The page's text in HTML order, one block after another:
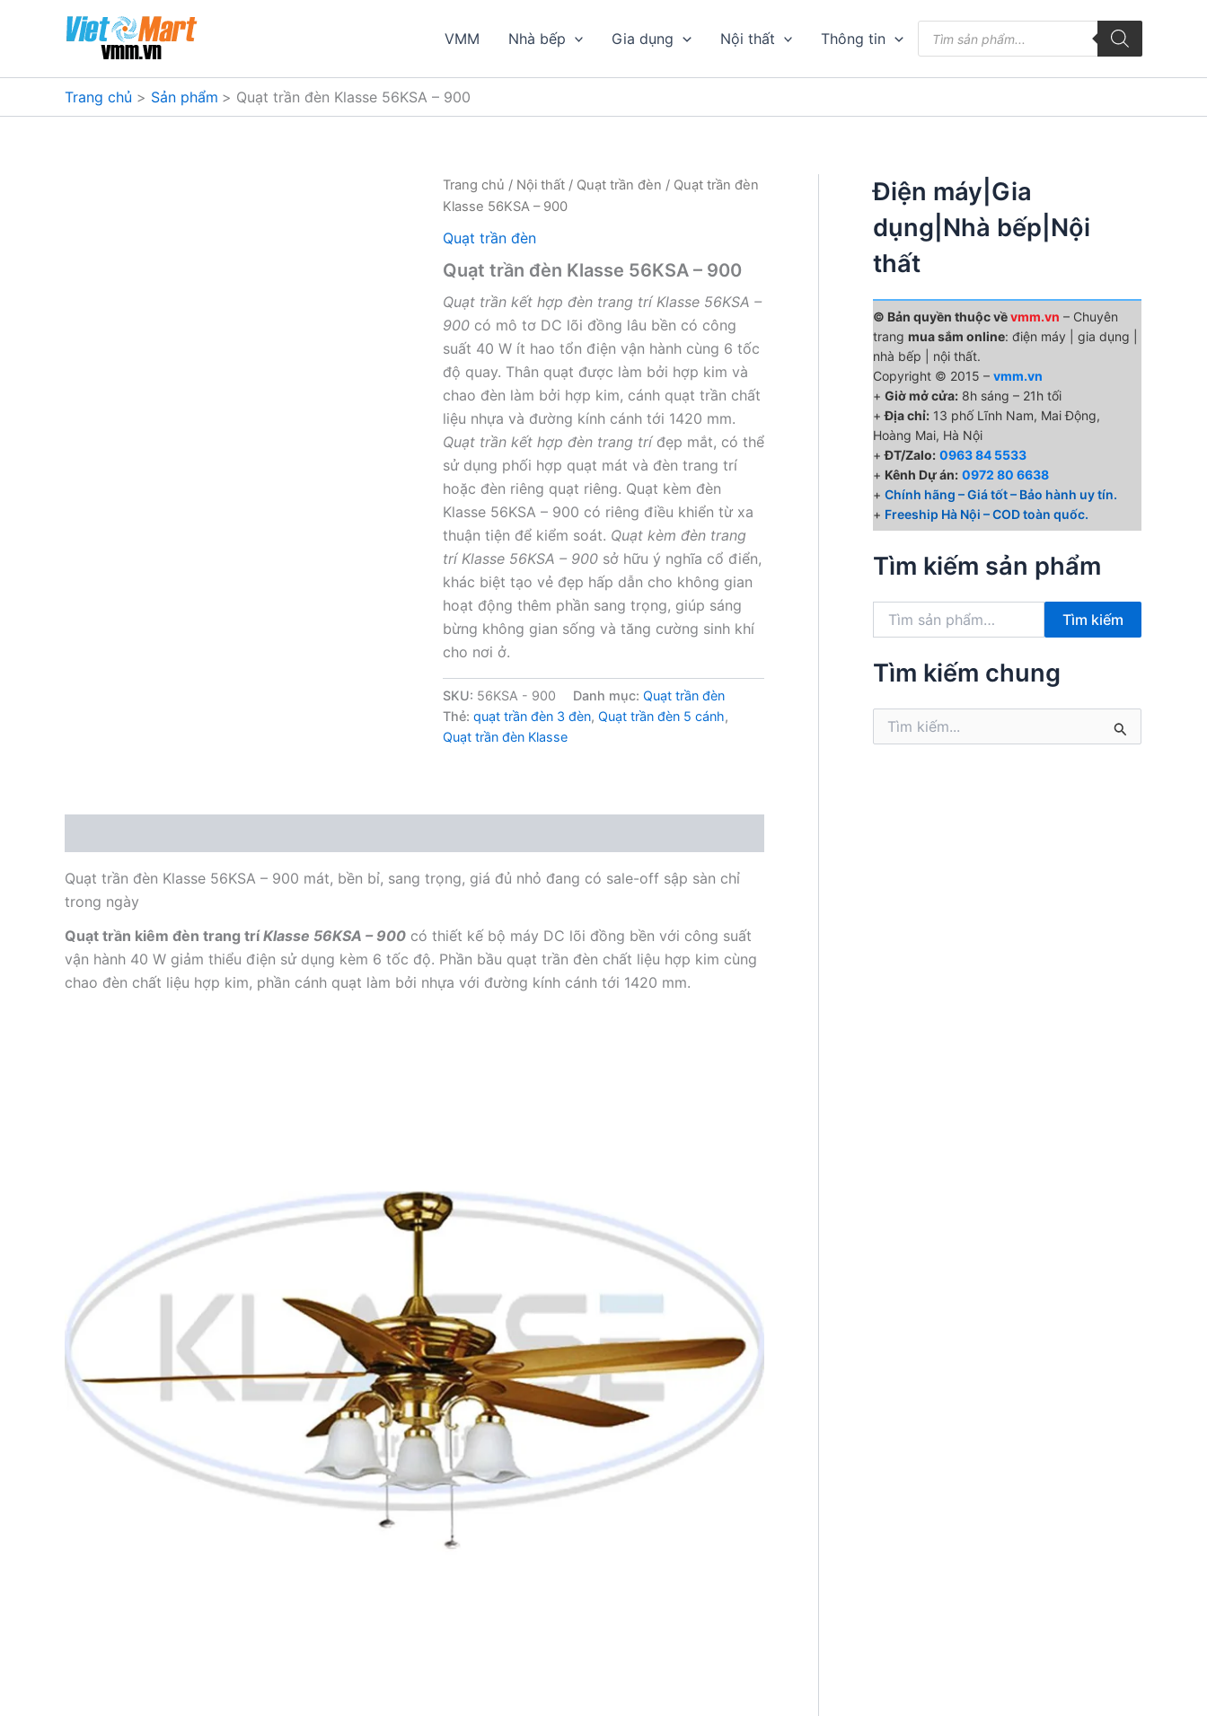
dung
VMM Nhà bếp Gia dụng Nội thất Thông tin
kiếm
phẩm
Trang chủ Sản phẩm Quạt trần đèn Klasse 56KSA – 900
Trang chủ / Nội thất/ Quạt trần đèn / Quạt trần đèn
Klasse 56KSA – 900
Quạt trần đèn
Quạt trần đèn Klasse 56KSA – 900
Quạt trần kết hợp đèn trang trí Klasse 56KSA –
900có mô tơ DC lõi đồng lâu bền có công
suất 40 W ít hao tổn điện vận hành cùng 6 tốc
độ quay. Thân quạt được làm bởi hợp kim và
chao đèn làm bởi hợp kim, cánh quạt trần chất
liệu nhựa và đường kính cánh tới 1420 mm.
Quạt trần kết hợp đèn trang tríđẹp mắt, có thể
sử dụng phối hợp quạt mát và đèn trang trí
hoặc đèn riêng quạt riêng. Quạt kèm đèn
Klasse 56KSA – 900 có riêng điều khiển từ xa
thuận tiện để kiểm soát. Quạt kèm đèn trang
trí Klasse 56KSA – 900sở hữu ý nghĩa cổ điển,
khác biệt tạo vẻ đẹp hấp dẫn cho không gian
hoạt động thêm phần sang trọng, giúp sáng
bừng không gian sống và tăng cường sinh khí
cho nơi ở.
SKU: 56KSA - 900 Danh mục: Quạt trần đèn
Thẻ: quạt trần đèn 3 đèn, Quạt trần đèn 5 cánh,
Quạt trần đèn Klasse
Quạt trần đèn Klasse 56KSA – 900 mát, bền bỉ, sang trọng, giá đủ nhỏ đang có sale-off sập sàn chỉ
trong ngày
Quạt trần kiêm đèn trang tríKlasse 56KSA – 900 có thiết kế bộ máy DC lõi đồng bền với công suất
vận hành 40 W giảm thiểu điện sử dụng kèm 6 tốc độ. Phần bầu quạt trần đèn chất liệu hợp kim cùng
chao đèn chất liệu hợp kim, phần cánh quạt làm bởi nhựa với đường kính cánh tới 1420 mm.
Điện máy|Gia
dụng|Nhà bếp|Nội
thất
© Bản quyền thuộc vềvmm.vn – Chuyên
trang mua sắm online: điện máy | gia dụng |
nhà bếp | nội thất.
Copyright © 2015 – vmm.vn
+ Giờ mở cửa: 8h sáng – 21h tối
+Địa chỉ: 13 phố Lĩnh Nam, Mai Động,
Hoàng Mai, Hà Nội
+ĐT/Zalo: 0963 84 5533
+ Kênh Dự án: 0972 80 6638
+ Chính hãng – Giá tốt – Bảo hành uy tín.
+ Freeship Hà Nội – COD toàn quốc.
Tìm kiếm sản phẩm
k
Tìm kiếm
Tìm kiếm chung